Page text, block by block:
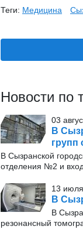
Теги: Медицина
Новости по
03
В
групп
В Сызранской
отделения №2 и
13
В
В
резонансный